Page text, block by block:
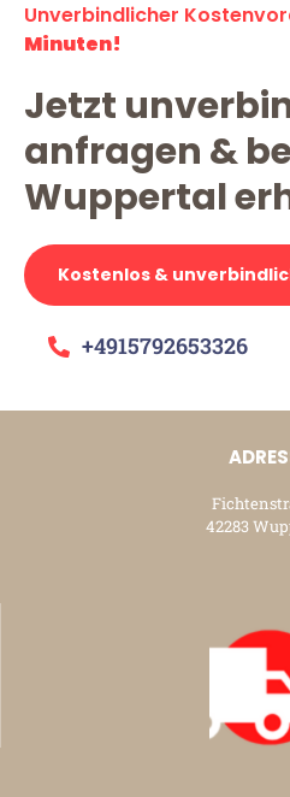
Unverbindlicher
Minuten!
Jetzt
anfragen &
Wuppertal
Kostenlos &
+4915792653326
42283